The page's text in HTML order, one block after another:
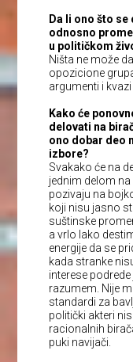
Da li ono što
odnosno
u političkom
Ništa ne može
opozicione
argumenti i
Kako će
delovati na
ono dobar deo
izbore?
Svakako će na
jednim delom
pozivaju na
koji nisu jasno
suštinske
a vrlo lako
energije da se
kada stranke
interese
razumem. Nije
standardi za
politički akteri
racionalnih
puki navijači.